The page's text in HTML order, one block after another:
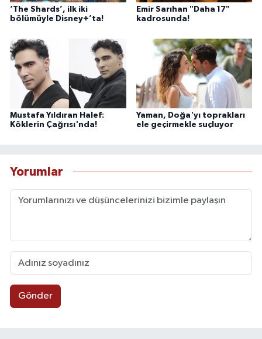
‘The Shards’, ilk iki
bölümüyle Disney+’ta!
Emir Sarıhan "Daha 17"
kadrosunda!
Mustafa Yıldıran Halef:
Köklerin Çağrısı'nda!
Yaman, Doğa'yı toprakları
ele geçirmekle suçluyor
Yorumlar
Gönder